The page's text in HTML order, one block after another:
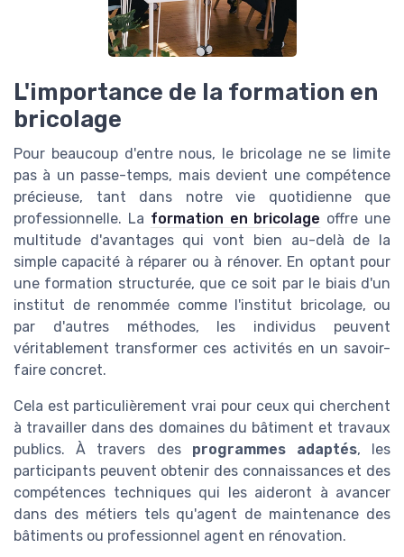
L'importance de la formation en
bricolage
Pour beaucoup d'entre nous, le bricolage ne se limite
pas à un passe-temps, mais devient une compétence
précieuse, tant dans notre vie quotidienne que
professionnelle. La formation en bricolage offre une
multitude d'avantages qui vont bien au-delà de la
simple capacité à réparer ou à rénover. En optant pour
une formation structurée, que ce soit par le biais d'un
institut de renommée comme l'institut bricolage, ou
par d'autres méthodes, les individus peuvent
véritablement transformer ces activités en un savoir-
faire concret.
Cela est particulièrement vrai pour ceux qui cherchent
à travailler dans des domaines du bâtiment et travaux
publics. À travers des programmes adaptés, les
participants peuvent obtenir des connaissances et des
compétences techniques qui les aideront à avancer
dans des métiers tels qu'agent de maintenance des
bâtiments ou professionnel agent en rénovation.